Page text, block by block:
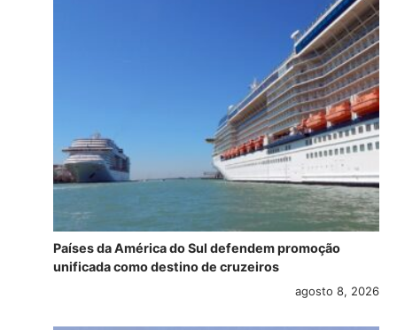
Países da América do Sul defendem promoção
unificada como destino de cruzeiros
agosto 8, 2026